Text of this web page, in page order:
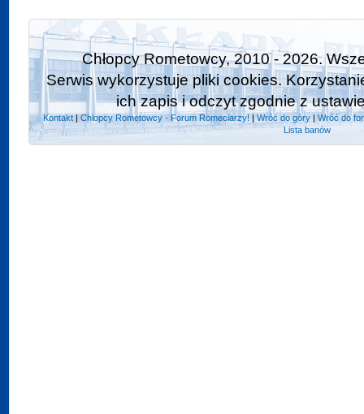
Chłopcy Rometowcy, 2010 - 2026.
Serwis wykorzystuje pliki cookies.
ich zapis i odczyt zgodnie z
Kontakt|Chlopcy Rometowcy - Forum Romeciarzy! |Wróć do góry| Wróć do
Lista banów